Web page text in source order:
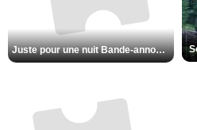
Juste pour une nuit Bande-annonce VO STFR